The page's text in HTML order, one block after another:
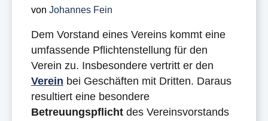
von Johannes Fein
Dem Vorstand eines Vereins kommt eine
umfassende Pflichtenstellung für den
Verein zu. Insbesondere vertritt er den
Verein bei Geschäften mit Dritten. Daraus
resultiert eine besondere
Betreuungspflicht des Vereinsvorstands